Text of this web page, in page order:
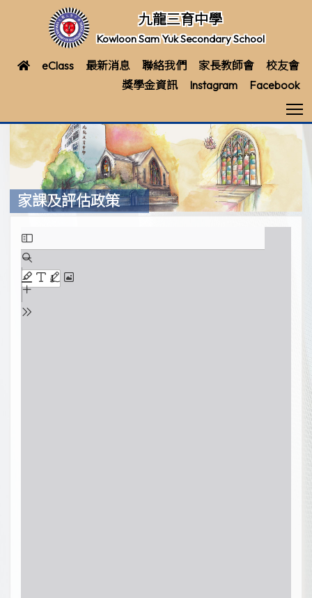
九龍三育中學
Kowloon Sam Yuk Secondary School
eClass 最新消息 聯絡我們 家長教師會
校友會
獎學金資訊
Instagram Facebook
家課及評估政策